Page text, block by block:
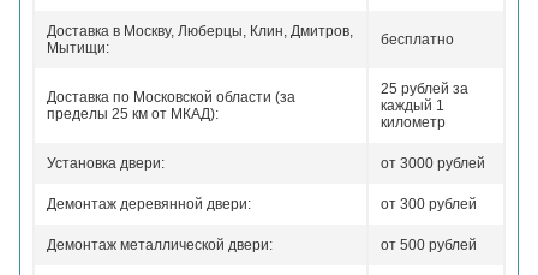
Доставка в Москву, Люберцы, Клин, Дмитров,
Мытищи:
бесплатно
Доставка по Московской области (за
пределы 25 км от МКАД):
25 рублей за
каждый 1
километр
Установка двери: от 3000 рублей
Демонтаж деревянной двери: от 300 рублей
Демонтаж металлической двери: от 500 рублей